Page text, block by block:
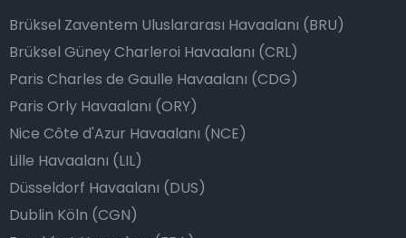
Brüksel Zaventem Uluslararası Havaalanı (BRU)
Brüksel Güney Charleroi Havaalanı (CRL)
Paris Charles de Gaulle Havaalanı (CDG)
Paris Orly Havaalanı (ORY)
Nice Côte d'Azur Havaalanı (NCE)
Lille Havaalanı (LIL)
Düsseldorf Havaalanı (DUS)
Dublin Köln (CGN)